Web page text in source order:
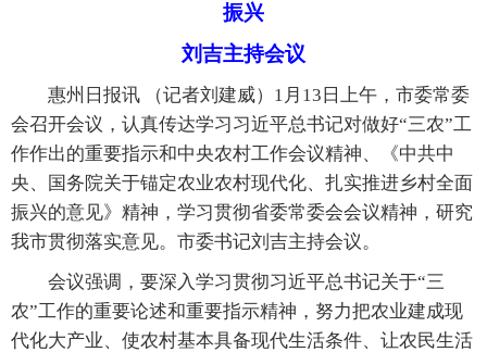
振兴
刘吉主持会议
惠州日报讯 （记者刘建威）1月13日上午，市委常委
会召开会议，认真传达学习习近平总书记对做好“三农”工
作作出的重要指示和中央农村工作会议精神、《中共中
央、国务院关于锚定农业农村现代化、扎实推进乡村全面
振兴的意见》精神，学习贯彻省委常委会会议精神，研究
我市贯彻落实意见。市委书记刘吉主持会议。
会议强调，要深入学习贯彻习近平总书记关于“三
农”工作的重要论述和重要指示精神，努力把农业建成现
代化大产业、使农村基本具备现代生活条件、让农民生活